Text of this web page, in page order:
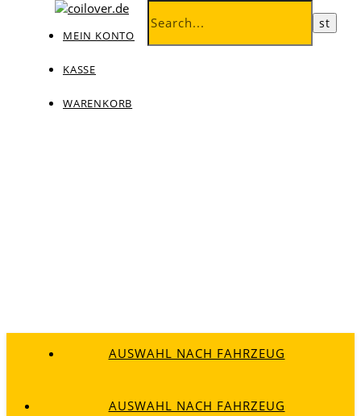
MEIN KONTO
KASSE
WARENKORB
AUSWAHL NACH FAHRZEUG
AUSWAHL NACH FAHRZEUG